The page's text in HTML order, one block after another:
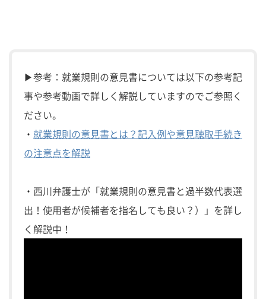
▶参考：就業規則の意見書については以下の参考記
事や参考動画で詳しく解説していますのでご参照く
ださい。
・ 就業規則の意見書とは？記入例や意見聴取手続き
の注意点を解説
・西川弁護士が「就業規則の意見書と過半数代表選
出！使用者が候補者を指名しても良い？）」を詳し
く解説中！